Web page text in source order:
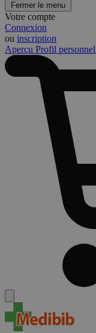
Fermer le menu
Votre compte
Connexion
ou inscription
Aperçu Profil personnel